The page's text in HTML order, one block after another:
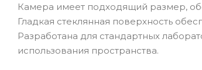
Камера имеет подходящий размер,
Гладкая стеклянная поверхность
Разработана для стандартных
использования пространства.